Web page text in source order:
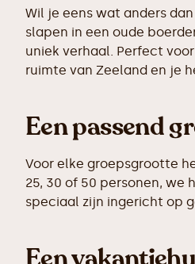
Wil je eens wat anders
slapen in een oude
uniek verhaal. Perfect
ruimte van Zeeland en je
Een passend
Voor elke groepsgrootte
25, 30 of 50 personen,
speciaal zijn ingericht op